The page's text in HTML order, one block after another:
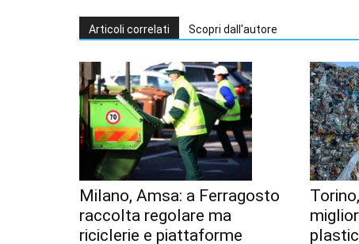
Articoli correlati Scopri dall'autore
Milano, Amsa: a Ferragosto
raccolta regolare ma
riciclerie e piattaforme